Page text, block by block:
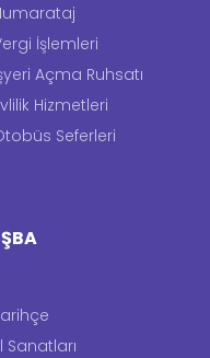
İşlemleri
Açma Ruhsatı
Hizmetleri
Seferleri
Sanatları